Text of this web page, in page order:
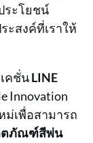
ระโยชน์
ะสงค์ที่เราให้
คชั่นLINE
Innovation
ม่เพื่อสามารถ
ตภัณฑ์สีพ่น